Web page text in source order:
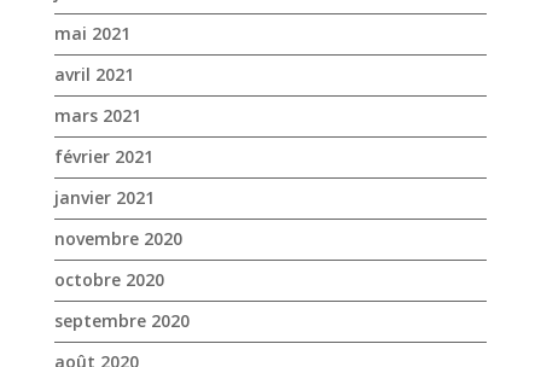
mai 2021
avril 2021
mars 2021
février 2021
janvier 2021
novembre 2020
octobre 2020
septembre 2020
août 2020